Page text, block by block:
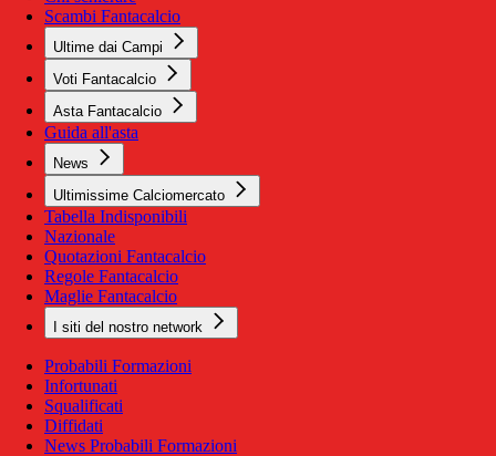
Scambi Fantacalcio
Ultime dai Campi
Voti Fantacalcio
Asta Fantacalcio
Guida all'asta
News
Ultimissime Calciomercato
Tabella Indisponibili
Nazionale
Quotazioni Fantacalcio
Regole Fantacalcio
Maglie Fantacalcio
I siti del nostro network
Probabili Formazioni
Infortunati
Squalificati
Diffidati
News Probabili Formazioni